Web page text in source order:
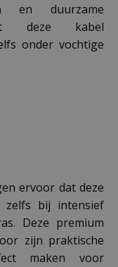
en duurzame
deze kabel
onder vochtige
ervoor dat deze
zelfs bij intensief
Deze premium
zijn praktische
maken voor